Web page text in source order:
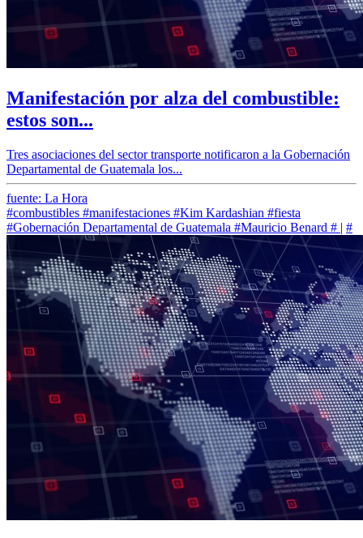
Manifestación por alza del combustible:
estos son...
Tres asociaciones del sector transporte notificaron a la Gobernación
Departamental de Guatemala los...
fuente: La Hora
#combustibles #manifestaciones #Kim Kardashian #fiesta
#Gobernación Departamental de Guatemala #Mauricio Benard # | #